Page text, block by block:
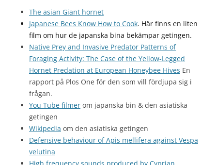
The asian Giant hornet
Japanese Bees Know How to Cook. Här finns en liten
film om hur de japanska bina bekämpar getingen.
Native Prey and Invasive Predator Patterns of
Foraging Activity: The Case of the Yellow-Legged
Hornet Predation at European Honeybee Hives En
rapport på Plos One för den som vill fördjupa sig i
frågan.
You Tube filmer om japanska bin & den asiatiska
getingen
Wikipedia om den asiatiska getingen
Defensive behaviour of Apis mellifera against Vespa
velutina